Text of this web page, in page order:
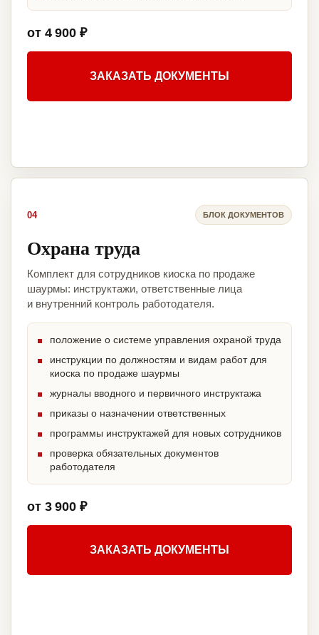
от 4 900 ₽
ЗАКАЗАТЬ ДОКУМЕНТЫ
04 БЛОК ДОКУМЕНТОВ
Охрана труда
Комплект для сотрудников киоска по продаже
шаурмы: инструктажи, ответственные лица
и внутренний контроль работодателя.
положение о системе управления охраной труда
инструкции по должностям и видам работ для
киоска по продаже шаурмы
журналы вводного и первичного инструктажа
приказы о назначении ответственных
программы инструктажей для новых сотрудников
проверка обязательных документов
работодателя
от 3 900 ₽
ЗАКАЗАТЬ ДОКУМЕНТЫ